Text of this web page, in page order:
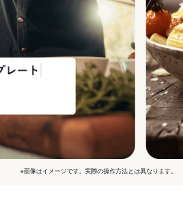
※画像はイメージです。実際の操作方法とは異なります。